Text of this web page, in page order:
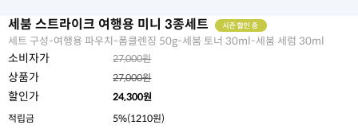
세붐 스트라이크 여행용 미니 3종세트
세트 구성-여행용 파우치-폼클렌징 50g-세붐 토너 30ml-세붐 세럼 30ml
소비자가 27,000원
상품가 27,000원
할인가 24,300원
적립금
5%(1210원)